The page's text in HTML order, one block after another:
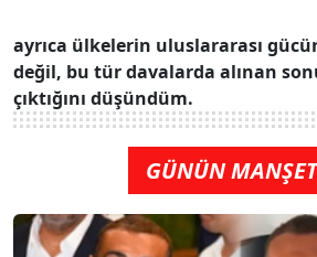
ayrıca ülkelerin uluslararası
değil, bu tür davalarda alınan
çıktığını düşündüm.
GÜNÜN